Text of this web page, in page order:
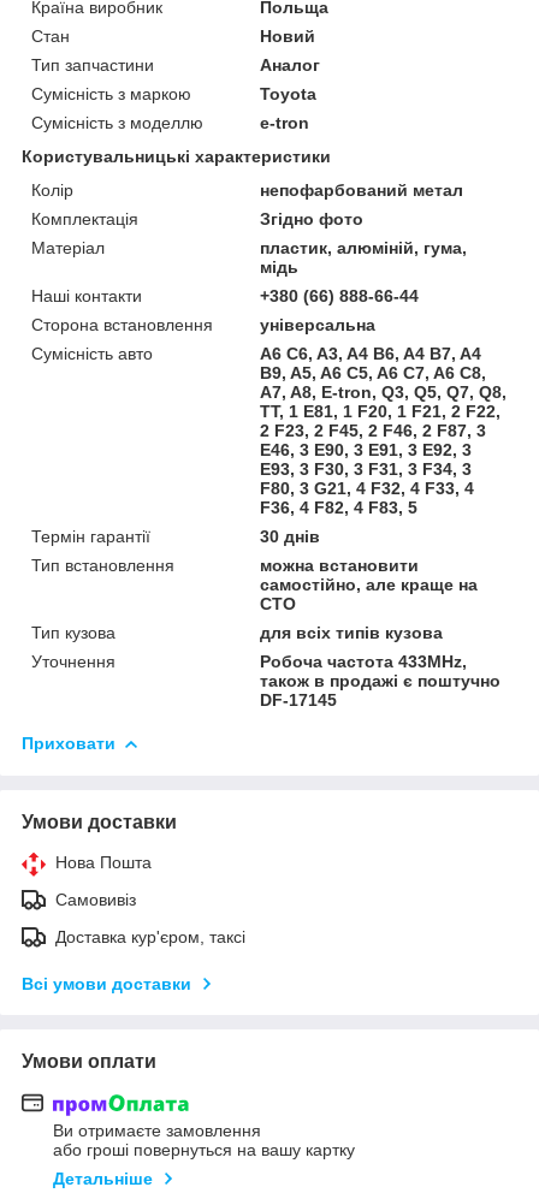
Країна виробник
Польща
Стан
Новий
Тип запчастини
Аналог
Сумісність з маркою
Toyota
Сумісність з моделлю
e-tron
Користувальницькі характеристики
Колір
непофарбований метал
Комплектація
Згідно фото
Матеріал
пластик, алюміній, гума,
мідь
Наші контакти
+380 (66) 888-66-44
Сторона встановлення
універсальна
Сумісність авто
A6 C6, A3, A4 B6, A4 B7, A4
B9, A5, A6 C5, A6 C7, A6 C8,
A7, A8, E-tron, Q3, Q5, Q7, Q8,
TT, 1 E81, 1 F20, 1 F21, 2 F22,
2 F23, 2 F45, 2 F46, 2 F87, 3
E46, 3 E90, 3 E91, 3 E92, 3
E93, 3 F30, 3 F31, 3 F34, 3
F80, 3 G21, 4 F32, 4 F33, 4
F36, 4 F82, 4 F83, 5
Термін гарантії
30 днів
Тип встановлення
можна встановити
самостійно, але краще на
СТО
Тип кузова
для всіх типів кузова
Уточнення
Робоча частота 433MHz,
також в продажі є поштучно
DF-17145
Приховати
Умови доставки
Нова Пошта
Самовивіз
Доставка кур'єром, таксі
Всі умови доставки
Умови оплати
Ви отримаєте замовлення
або гроші повернуться на вашу картку
Детальніше